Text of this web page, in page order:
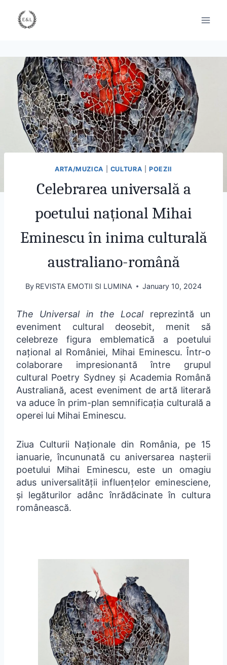
ARTA/MUZICA CULTURA |POEZII
Celebrarea universală a
poetului național Mihai
Eminescu în inima culturală
australiano-română
By REVISTA EMOTII SI LUMINA January 10, 2024
The Universal in the Localreprezintă un
eveniment cultural deosebit, menit să
celebreze figura emblematică a poetului
național al României, Mihai Eminescu. Într-o
colaborare impresionantă între grupul
cultural Poetry Sydney și Academia Română
Australiană, acest eveniment de artă literară
va aduce în prim-plan semnificația culturală a
operei lui Mihai Eminescu.
Ziua Culturii Naționale din România, pe 15
ianuarie, încununată cu aniversarea nașterii
poetului Mihai Eminescu, este un omagiu
adus universalității influențelor eminesciene,
și legăturilor adânc înrădăcinate în cultura
românească.